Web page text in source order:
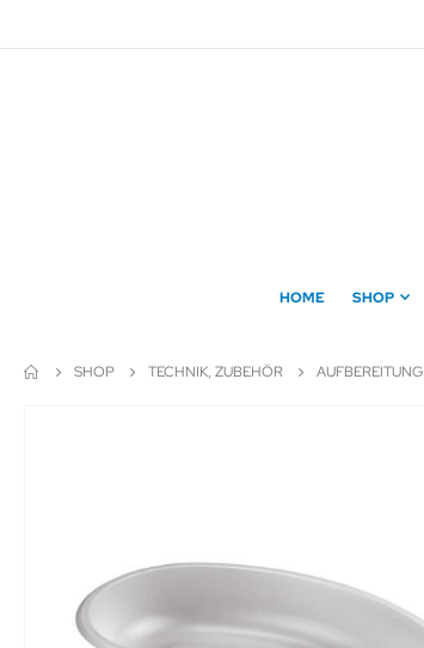
zum
HOME SHOP
SHOP TECHNIK, ZUBEHÖR AUFBEREITUNG